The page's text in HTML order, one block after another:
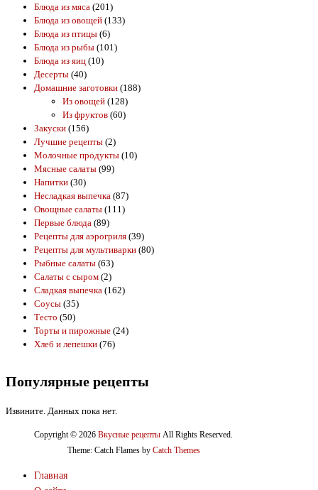
Блюда из мяса (201)
Блюда из овощей (133)
Блюда из птицы (6)
Блюда из рыбы (101)
Блюда из яиц (10)
Десерты (40)
Домашние заготовки (188)
Из овощей (128)
Из фруктов (60)
Закуски (156)
Лучшие рецепты (2)
Молочные продукты (10)
Мясные салаты (99)
Напитки (30)
Несладкая выпечка (87)
Овощные салаты (111)
Первые блюда (89)
Рецепты для аэрогриля (39)
Рецепты для мультиварки (80)
Рыбные салаты (63)
Салаты с сыром (2)
Сладкая выпечка (162)
Соусы (35)
Тесто (50)
Торты и пирожные (24)
Хлеб и лепешки (76)
Популярные рецепты
Извините. Данных пока нет.
Copyright © 2026 Вкусные рецепты All Rights Reserved.
Theme: Catch Flames by Catch Themes
Главная